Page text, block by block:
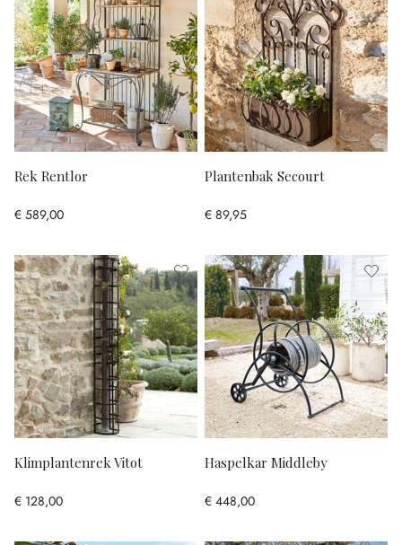
Rek Rentlor
€ 589,00
Plantenbak Secourt
€ 89,95
Klimplantenrek Vitot
€ 128,00
Haspelkar Middleby
€ 448,00